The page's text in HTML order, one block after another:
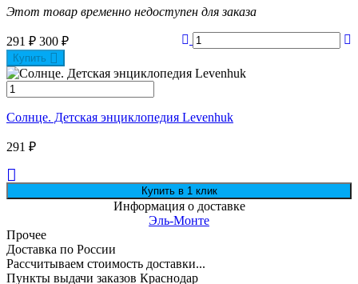
Этот товар временно недоступен для заказа
291 ₽ 300 ₽
Купить
Солнце. Детская энциклопедия Levenhuk
291 ₽
Информация о доставке
Эль-Монте
Прочее
Доставка по России
Рассчитываем стоимость доставки...
Пункты выдачи заказов Краснодар